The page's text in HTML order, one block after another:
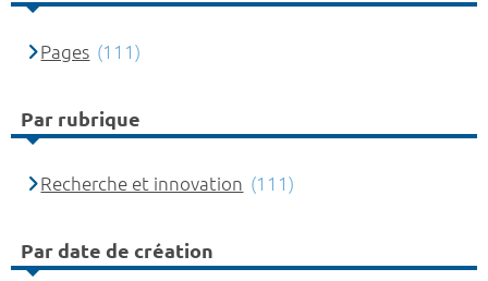
Pages (111)
Par rubrique
Recherche et innovation (111)
Par date de création